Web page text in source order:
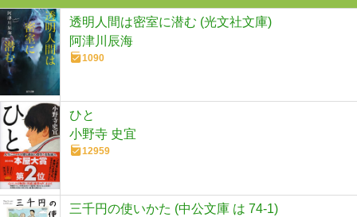
透明人間は密室に潜む (光文社文庫)
阿津川辰海
1090
ひと
小野寺 史宜
12959
三千円の使いかた (中公文庫 は 74-1)